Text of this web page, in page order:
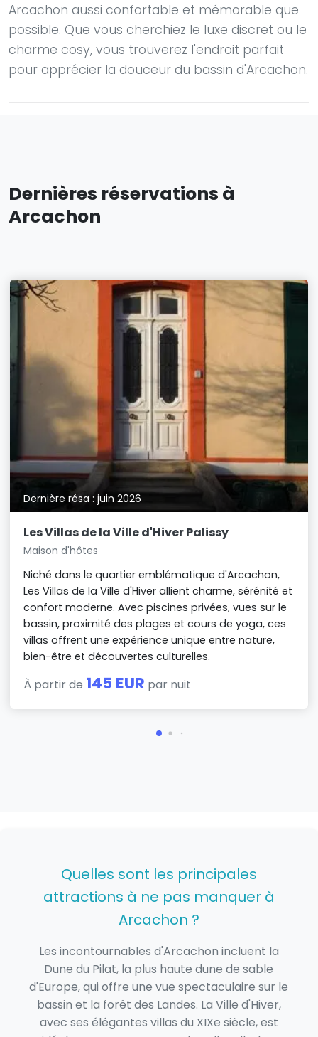
Arcachon aussi confortable et mémorable que
possible. Que vous cherchiez le luxe discret ou le
charme cosy, vous trouverez l'endroit parfait
pour apprécier la douceur du bassin d'Arcachon.
Dernières réservations à
Arcachon
Dernière résa : juin 2026
Les Villas de la Ville d'Hiver Palissy
Maison d'hôtes
Niché dans le quartier emblématique d'Arcachon,
Les Villas de la Ville d'Hiver allient charme, sérénité et
confort moderne. Avec piscines privées, vues sur le
bassin, proximité des plages et cours de yoga, ces
villas offrent une expérience unique entre nature,
bien-être et découvertes culturelles.
À partir de 145 EUR par nuit
Quelles sont les principales
attractions à ne pas manquer à
Arcachon ?
Les incontournables d'Arcachon incluent la
Dune du Pilat, la plus haute dune de sable
d'Europe, qui offre une vue spectaculaire sur le
bassin et la forêt des Landes. La Ville d'Hiver,
avec ses élégantes villas du XIXe siècle, est